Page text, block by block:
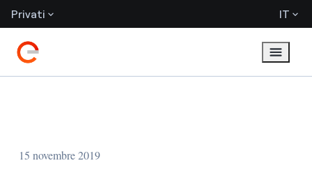
Privati IT
15 novembre 2019